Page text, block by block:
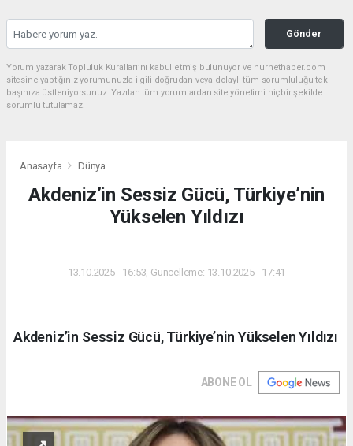
Gönder
Yorum yazarak Topluluk Kuralları’nı kabul etmiş bulunuyor ve hurnethaber.com
sitesine yaptığınız yorumunuzla ilgili doğrudan veya dolaylı tüm sorumluluğu tek
başınıza üstleniyorsunuz. Yazılan tüm yorumlardan site yönetimi hiçbir şekilde
sorumlu tutulamaz.
Anasayfa Dünya
Akdeniz’in Sessiz Gücü, Türkiye’nin
Yükselen Yıldızı
13.10.2025 - 16:53, Güncelleme: 13.10.2025 - 17:41
Akdeniz’in Sessiz Gücü, Türkiye’nin Yükselen Yıldızı
ABONE OL